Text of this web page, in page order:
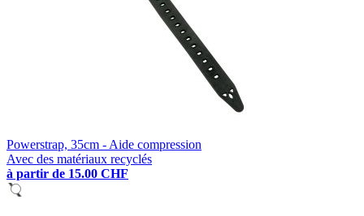
Powerstrap, 35cm - Aide compression
Avec des matériaux recyclés
à partir de 15.00 CHF